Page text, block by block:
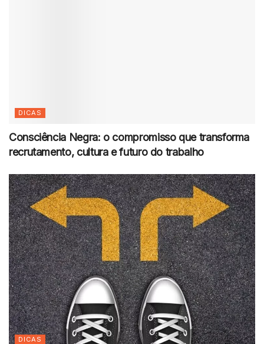
DICAS
Consciência Negra: o compromisso que transforma
recrutamento, cultura e futuro do trabalho
DICAS